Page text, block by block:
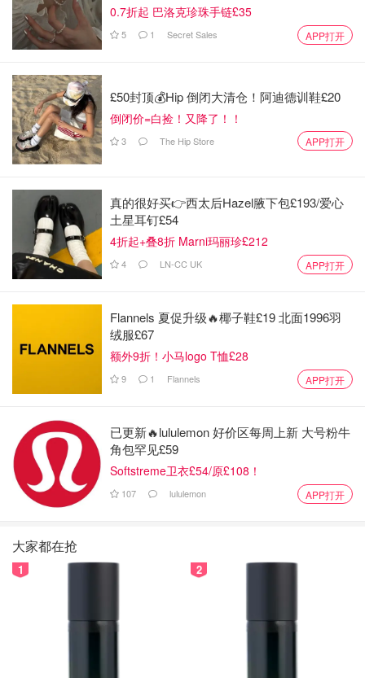
0.7折起 巴洛克珍珠手链£35
5 1 Secret Sales APP打开
£50封顶💰Hip 倒闭大清仓！阿迪德训鞋£20
倒闭价=白捡！又降了！！
3 The Hip Store APP打开
真的很好买👉西太后Hazel腋下包£193/爱心
土星耳钉£54
4折起+叠8折 Marni玛丽珍£212
4 LN-CC UK APP打开
Flannels 夏促升级🔥椰子鞋£19 北面1996羽
绒服£67
额外9折！小马logo T恤£28
9 1 Flannels APP打开
已更新🔥lululemon 好价区每周上新 大号粉牛
角包罕见£59
Softstreme卫衣£54/原£108！
107 lululemon APP打开
大家都在抢
1 2